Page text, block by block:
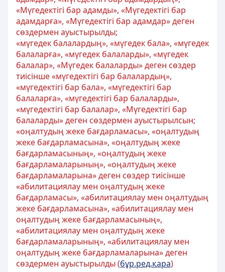
«Мүгедектігі бар адамды», «Мүгедектігі бар
адамдарға», «Мүгедектігі бар адамдар» деген
сөздермен ауыстырылды;
«мүгедек балалардың», «мүгедек бала», «мүгедек
балаларға», «мүгедек балаларды», «мүгедек
балалар», «Мүгедек балаларды» деген сөздер
тиісінше «мүгедектігі бар балалардың»,
«мүгедектігі бар бала», «мүгедектігі бар
балаларға», «мүгедектігі бар балаларды»,
«мүгедектігі бар балалар», «Мүгедектігі бар
балаларды» деген сөздермен ауыстырылсын;
«оңалтудың жеке бағдарламасы», «оңалтудың
жеке бағдарламасына», «оңалтудың жеке
бағдарламасының», «оңалтудың жеке
бағдарламаларының», «оңалтудың жеке
бағдарламаларына» деген сөздер тиісінше
«абилитациялау мен оңалтудың жеке
бағдарламасы», «абилитациялау мен оңалтудың
жеке бағдарламасына», «абилитациялау мен
оңалтудың жеке бағдарламасының»,
«абилитациялау мен оңалтудың жеке
бағдарламаларының», «абилитациялау мен
оңалтудың жеке бағдарламаларына» деген
сөздермен ауыстырылды (бұр.ред.қара)